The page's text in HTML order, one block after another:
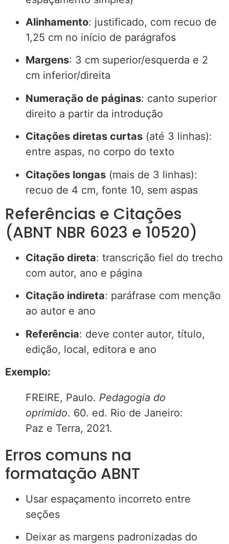
Alinhamento: justificado, com recuo de
1,25 cm no início de parágrafos
Margens: 3 cm superior/esquerda e 2
cm inferior/direita
Numeração de páginas: canto superior
direito a partir da introdução
Citações diretas curtas (até 3 linhas):
entre aspas, no corpo do texto
Citações longas (mais de 3 linhas):
recuo de 4 cm, fonte 10, sem aspas
Referências e Citações
(ABNT NBR 6023 e 10520)
Citação direta: transcrição fiel do trecho
com autor, ano e página
Citação indireta: paráfrase com menção
ao autor e ano
Referência: deve conter autor, título,
edição, local, editora e ano
Exemplo:
FREIRE, Paulo. Pedagogia do
oprimido. 60. ed. Rio de Janeiro:
Paz e Terra, 2021.
Erros comuns na
formatação ABNT
Usar espaçamento incorreto entre
seções
Deixar as margens padronizadas do